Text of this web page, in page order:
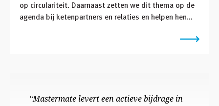
op circulariteit. Daarnaast zetten we dit thema op de
agenda bij ketenpartners en relaties en helpen hen
100% duurzaam verpakkingsmateriaal. Mastermate
“Mastermate levert een actieve bijdrage in